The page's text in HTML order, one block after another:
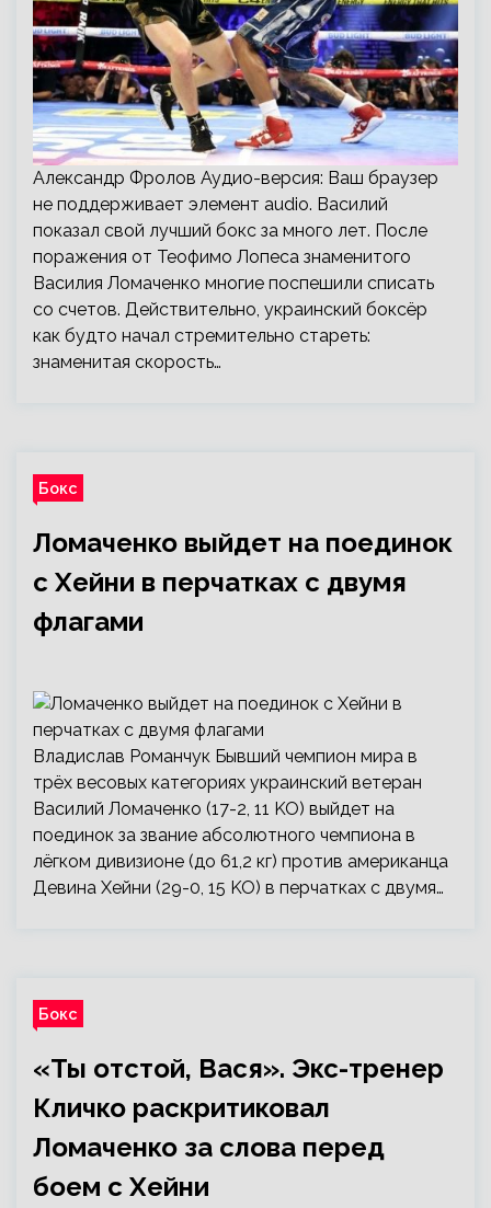
Александр Фролов Аудио-версия: Ваш браузер
не поддерживает элемент audio. Василий
показал свой лучший бокс за много лет. После
поражения от Теофимо Лопеса знаменитого
Василия Ломаченко многие поспешили списать
со счетов. Действительно, украинский боксёр
как будто начал стремительно стареть:
знаменитая скорость…
Бокс
Ломаченко выйдет на поединок
с Хейни в перчатках с двумя
флагами
Владислав Романчук Бывший чемпион мира в
трёх весовых категориях украинский ветеран
Василий Ломаченко (17-2, 11 KO) выйдет на
поединок за звание абсолютного чемпиона в
лёгком дивизионе (до 61,2 кг) против американца
Девина Хейни (29-0, 15 KO) в перчатках с двумя…
Бокс
«Ты отстой, Вася». Экс-тренер
Кличко раскритиковал
Ломаченко за слова перед
боем с Хейни